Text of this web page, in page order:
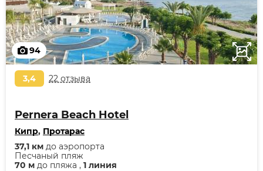
94
3,4 22 отзыва
Pernera Beach Hotel
Кипр, Протарас
70 м до пляжа , 1 линия
Песчаный пляж
37,1 км до аэропорта